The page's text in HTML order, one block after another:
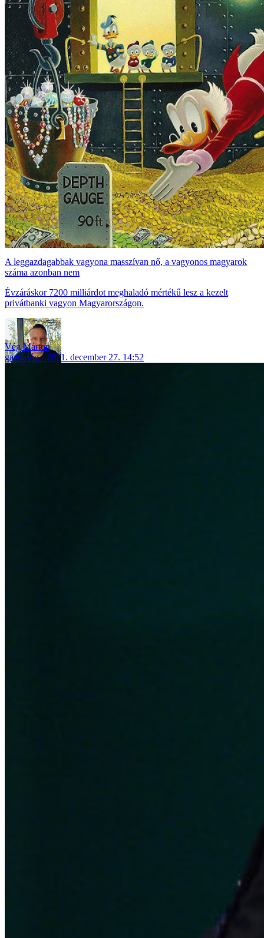
A leggazdagabbak vagyona masszívan nő, a vagyonos magyarok
száma azonban nem
Évzáráskor 7200 milliárdot meghaladó mértékű lesz a kezelt
privátbanki vagyon Magyarországon.
Vég Márton
gazdaság
2021. december 27. 14:52